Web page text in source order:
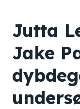
Jutta
Jake